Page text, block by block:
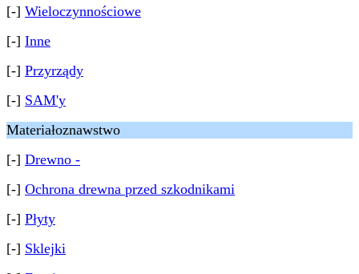
[-] Wieloczynnościowe
[-] Inne
[-] Przyrządy
[-] SAM'y
Materiałoznawstwo
[-] Drewno -
[-] Ochrona drewna przed szkodnikami
[-] Płyty
[-] Sklejki